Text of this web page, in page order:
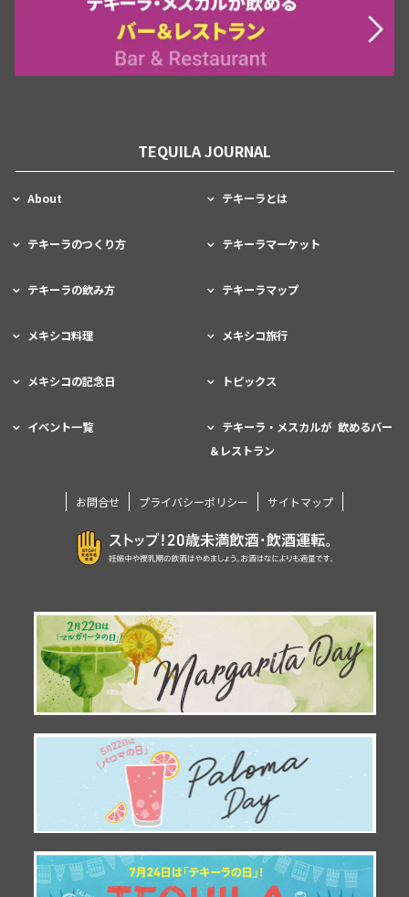
TEQUILA JOURNAL
About テキーラとは
テキーラのつくり方 テキーラマーケット
テキーラの飲み方 テキーラマップ
メキシコ料理 メキシコ旅行
メキシコの記念日 トピックス
イベント一覧
テキーラ・メスカルが 飲めるバー
＆レストラン
お問合せ プライバシーポリシー サイトマップ